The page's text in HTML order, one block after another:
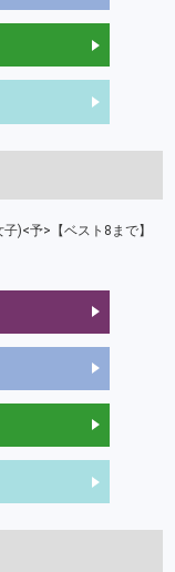
)<予>【ベスト8まで】